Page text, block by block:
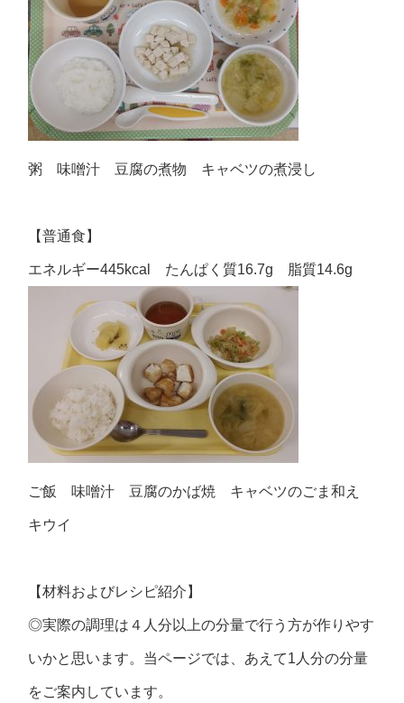
粥 味噌汁 豆腐の煮物 キャベツの煮浸し
【普通食】
エネルギー445kcal たんぱく質16.7g 脂質14.6g
ご飯 味噌汁 豆腐のかば焼 キャベツのごま和え
キウイ
【材料およびレシピ紹介】
◎実際の調理は４人分以上の分量で行う方が作りやす
いかと思います。当ページでは、あえて1人分の分量
をご案内しています。